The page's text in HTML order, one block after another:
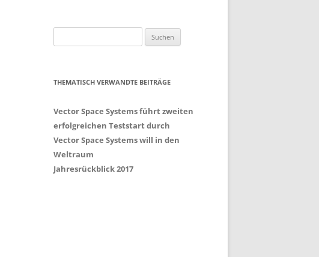
nach:
THEMATISCH VERWANDTE BEITRÄGE
Vector Space Systems führt zweiten
erfolgreichen Teststart durch
Vector Space Systems will in den
Weltraum
Jahresrückblick 2017